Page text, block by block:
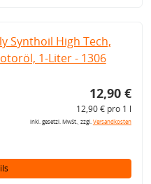
Synthoil High Tech,
1-Liter - 1306
12,90 €
12,90 € pro 1 l
inkl. gesetzl. MwSt., zzgl.Versandkosten